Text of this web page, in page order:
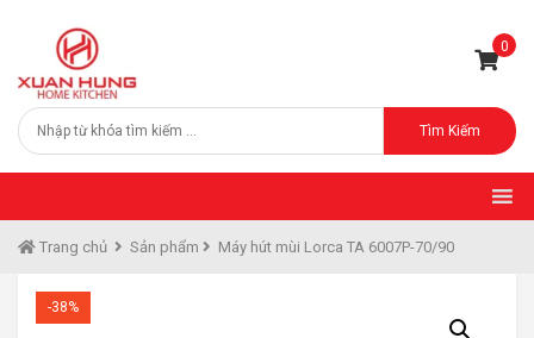
0
Tìm Kiếm
Trang chủ Sản phẩm Máy hút mùi Lorca TA 6007P-70/90
-38%